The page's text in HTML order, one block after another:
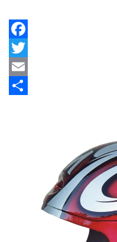
Facebook
Twitter
Email